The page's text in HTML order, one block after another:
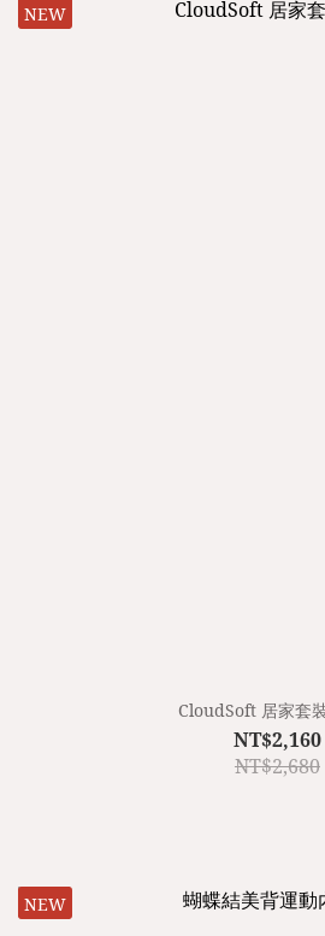
NEW
CloudSoft 居家套
NT$2,160
NT$2,680
NEW